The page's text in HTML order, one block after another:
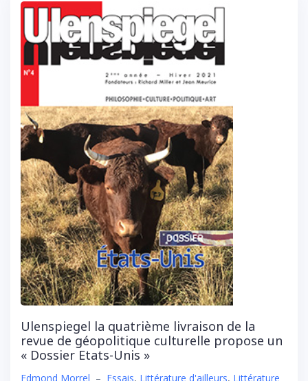
er
Ulenspiegel la quatrième livraison de la
revue de géopolitique culturelle propose un
« Dossier Etats-Unis »
Edmond Morrel – Essais, Littérature d'ailleurs, Littérature